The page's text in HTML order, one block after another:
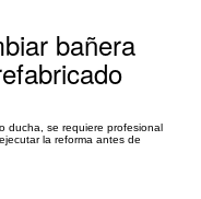
bañera
ducha, se requiere profesional
la reforma antes de